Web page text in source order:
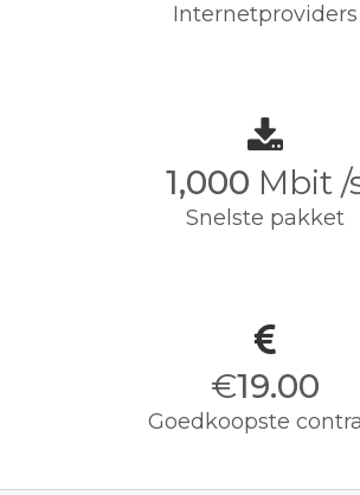
Internetproviders
1,000 Mbit /
Snelste pakket
€19.00
Goedkoopste